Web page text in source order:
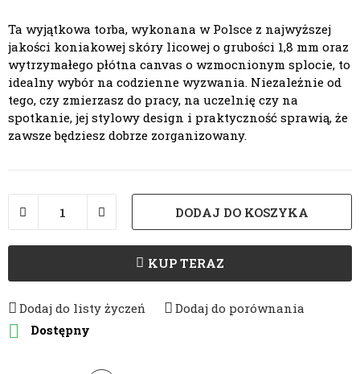
Ta wyjątkowa torba, wykonana w Polsce z najwyższej
jakości koniakowej skóry licowej o grubości 1,8 mm oraz
wytrzymałego płótna canvas o wzmocnionym splocie, to
idealny wybór na codzienne wyzwania. Niezależnie od
tego, czy zmierzasz do pracy, na uczelnię czy na
spotkanie, jej stylowy design i praktyczność sprawią, że
zawsze będziesz dobrze zorganizowany.
DODAJ DO KOSZYKA
KUP TERAZ
Dodaj do listy życzeń Dodaj do porównania
 Dostępny